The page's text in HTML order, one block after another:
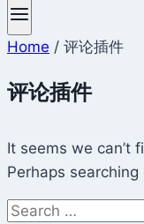
Home / 评论插件
评论插件
It seems we can’t
Perhaps searching
Search